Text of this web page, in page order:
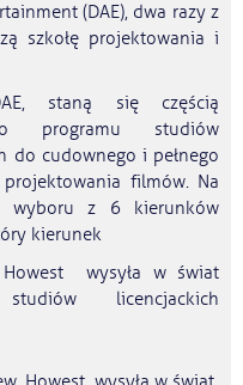
(DAE), dwa razy z
szkołę projektowania i
staną się częścią
programu studiów
do cudownego i pełnego
filmów. Na
wyboru z 6 kierunków
kierunek
Howest wysyła w świat
licencjackich